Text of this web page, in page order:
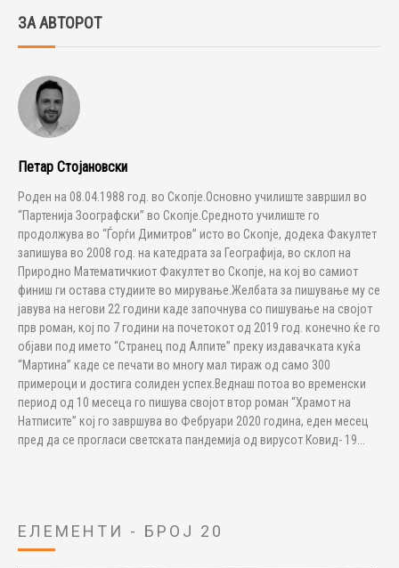
ЗА АВТОРОТ
Петар Стојановски
Роден на 08.04.1988 год. во Скопје.Основно училиште завршил во
“Партенија Зоографски” во Скопје.Средното училиште го
продолжува во “Ѓорѓи Димитров” исто во Скопје, додека Факултет
запишува во 2008 год. на катедрата за Географија, во склоп на
Природно Математичкиот Факултет во Скопје, на кој во самиот
финиш ги остава студиите во мирување.Желбата за пишување му се
јавува на негови 22 години каде започнува со пишување на својот
прв роман, кој по 7 години на почетокот од 2019 год. конечно ќе го
објави под името “Странец под Алпите” преку издавачката куќа
“Мартина” каде се печати во многу мал тираж од само 300
примероци и достига солиден успех.Веднаш потоа во временски
период од 10 месеца го пишува својот втор роман “Храмот на
Натписите” кој го завршува во Фебруари 2020 година, еден месец
пред да се прогласи светската пандемија од вирусот Ковид- 19...
ЕЛЕМЕНТИ - БРОЈ 20